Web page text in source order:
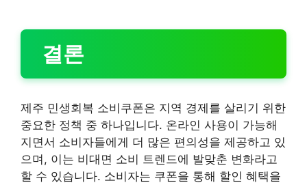
결론
제주 민생회복 소비쿠폰은 지역 경제를 살리기 위한
중요한 정책 중 하나입니다. 온라인 사용이 가능해
지면서 소비자들에게 더 많은 편의성을 제공하고 있
으며, 이는 비대면 소비 트렌드에 발맞춘 변화라고
할 수 있습니다. 소비자는 쿠폰을 통해 할인 혜택을